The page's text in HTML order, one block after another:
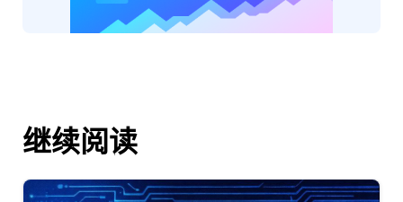
继续阅读